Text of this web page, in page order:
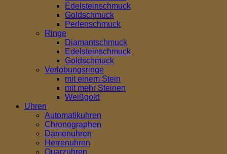
Edelsteinschmuck
Goldschmuck
Perlenschmuck
Ringe
Diamantschmuck
Edelsteinschmuck
Goldschmuck
Verlobungsringe
mit einem Stein
mit mehr Steinen
Weißgold
Uhren
Automatikuhren
Chronographen
Damenuhren
Herrenuhren
Quarzuhren